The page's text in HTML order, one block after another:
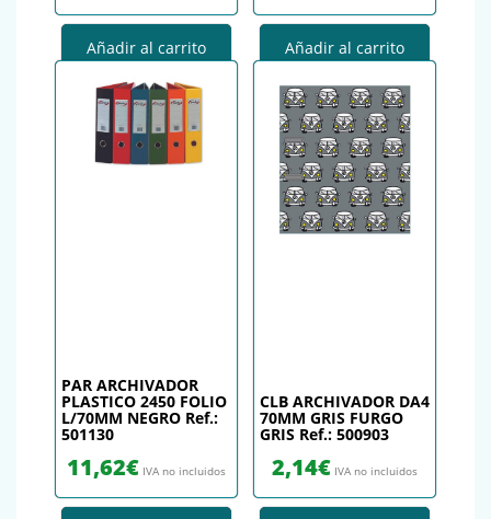
Añadir al carrito Añadir al carrito
PAR ARCHIVADOR
PLASTICO 2450 FOLIO
L/70MM NEGRO Ref.:
501130
11,62€ IVA no incluidos
CLB ARCHIVADOR DA4
70MM GRIS FURGO
GRIS Ref.: 500903
2,14€ IVA no incluidos